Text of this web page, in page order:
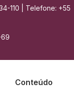
110 | Telefone: +55
Conteúdo